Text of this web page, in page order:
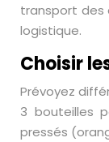
transport des
logistique.
Choisir
Prévoyez
3 bouteilles
pressés